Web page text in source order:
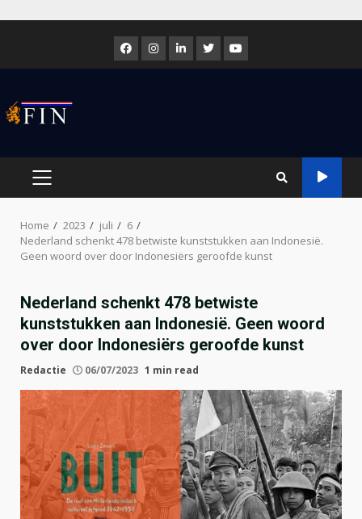
content
FacebookInstagram
LinkedInTwitterYoutube
PRIMARY
Home 2023 juli
6
Nederland schenkt 478 betwiste kunststukken aan Indonesië.
Geen woord over door Indonesiërs geroofde kunst
Nederland schenkt 478 betwiste
kunststukken aan Indonesië. Geen woord
over door Indonesiërs geroofde kunst
Redactie 06/07/2023 1 min read